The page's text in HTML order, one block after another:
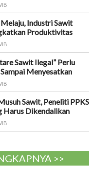
Industri Sawit
Produktivitas
Sawit Ilegal” Perlu
Menyesatkan
Sawit, Peneliti PPKS
Harus Dikendalikan
>>